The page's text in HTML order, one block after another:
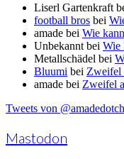
Liserl Gartenkraft
football bros bei
amade bei Wie
Unbekannt bei Wie
Metallschädel bei
Bluumi bei Zweifel
amade bei Zweifel
Tweets von @amadedotch
Mastodon